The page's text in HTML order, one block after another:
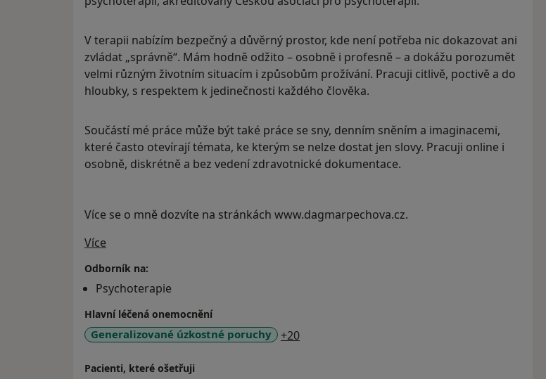
V terapii nabízím bezpečný a důvěrný prostor, kde není potřeba nic dokazovat ani
zvládat „správně“. Mám hodně odžito – osobně i profesně – a dokážu porozumět
velmi různým životním situacím i způsobům prožívání. Pracuji citlivě, poctivě a do
hloubky, s respektem k jedinečnosti každého člověka.
Součástí mé práce může být také práce se sny, denním sněním a imaginacemi,
které často otevírají témata, ke kterým se nelze dostat jen slovy. Pracuji online i
osobně, diskrétně a bez vedení zdravotnické dokumentace.
Více se o mně dozvíte na stránkách www.dagmarpechova.cz.
Více
Odborník na:
Psychoterapie
Hlavní léčená onemocnění
Generalizované úzkostné poruchy +20a11y_sr_more_diseases
Pacienti, které ošetřuji